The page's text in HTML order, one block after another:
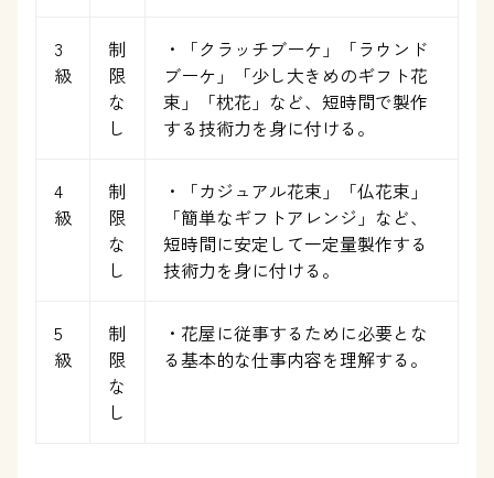
3
級
制
限
な
し
・「クラッチブーケ」「ラウンド
ブーケ」「少し大きめのギフト花
束」「枕花」など、短時間で製作
する技術力を身に付ける。
4
級
制
限
な
し
・「カジュアル花束」「仏花束」
「簡単なギフトアレンジ」など、
短時間に安定して一定量製作する
技術力を身に付ける。
5
級
制
限
な
し
・花屋に従事するために必要とな
る基本的な仕事内容を理解する。